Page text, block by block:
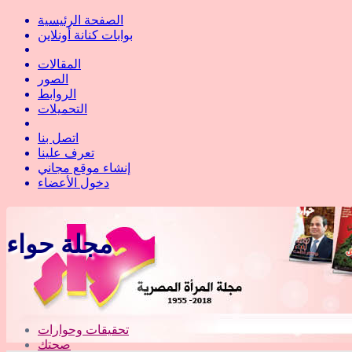
الصفحة الرئيسية
بوابات كنانة أونلاين
المقالات
الصور
الروابط
التحميلات
اتصل بنا
تعرف علينا
إنشاء موقع مجاني
دخول الأعضاء
مجلة حواء
تحقيقات وحوارات
صحتك